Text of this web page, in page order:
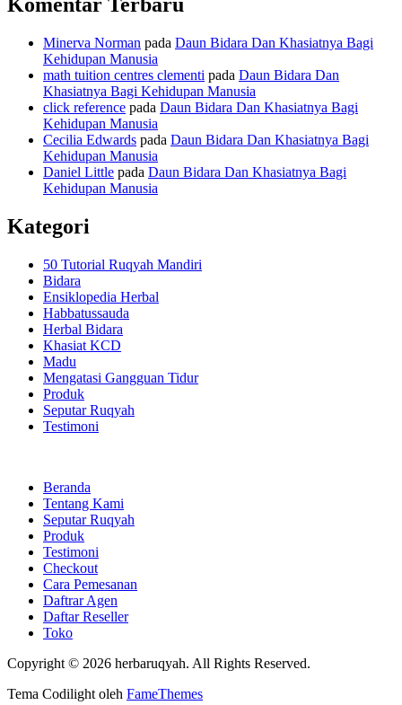
Komentar Terbaru
Minerva Norman pada Daun Bidara Dan Khasiatnya Bagi
Kehidupan Manusia
math tuition centres clementi pada Daun Bidara Dan
Khasiatnya Bagi Kehidupan Manusia
click reference pada Daun Bidara Dan Khasiatnya Bagi
Kehidupan Manusia
Cecilia Edwards pada Daun Bidara Dan Khasiatnya Bagi
Kehidupan Manusia
Daniel Little pada Daun Bidara Dan Khasiatnya Bagi
Kehidupan Manusia
Kategori
50 Tutorial Ruqyah Mandiri
Bidara
Ensiklopedia Herbal
Habbatussauda
Herbal Bidara
Khasiat KCD
Madu
Mengatasi Gangguan Tidur
Produk
Seputar Ruqyah
Testimoni
Beranda
Tentang Kami
Seputar Ruqyah
Produk
Testimoni
Checkout
Cara Pemesanan
Daftrar Agen
Daftar Reseller
Toko
Copyright © 2026 herbaruqyah. All Rights Reserved.
Tema Codilight oleh FameThemes